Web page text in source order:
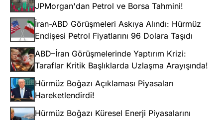
JPMorgan'dan Petrol ve Borsa Tahmini!
İran-ABD Görüşmeleri Askıya Alındı: Hürmüz
Endişesi Petrol Fiyatlarını 96 Dolara Taşıdı
ABD–İran Görüşmelerinde Yaptırım Krizi:
Taraflar Kritik Başlıklarda Uzlaşma Arayışında!
Hürmüz Boğazı Açıklaması Piyasaları
Hareketlendirdi!
Hürmüz Boğazı Küresel Enerji Piyasalarını